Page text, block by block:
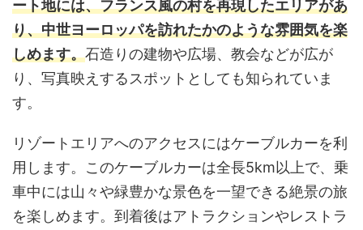
ート地には、フランス風の村を再現したエリアがあ
り、中世ヨーロッパを訪れたかのような雰囲気を楽
しめます。石造りの建物や広場、教会などが広が
り、写真映えするスポットとしても知られていま
す。
リゾートエリアへのアクセスにはケーブルカーを利
用します。このケーブルカーは全長5km以上で、乗
車中には山々や緑豊かな景色を一望できる絶景の旅
を楽しめます。到着後はアトラクションやレストラ